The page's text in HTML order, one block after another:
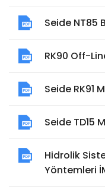
Seide NT85
RK90 Off-
Seide RK91
Seide TD15
Hidrolik
Yöntemleri